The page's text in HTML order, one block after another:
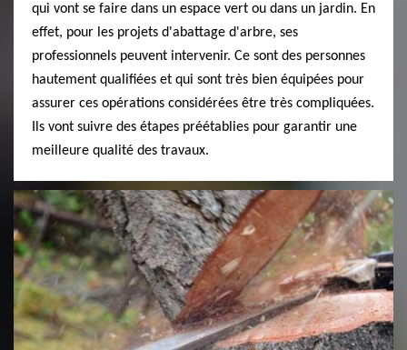
qui vont se faire dans un espace vert ou dans un jardin. En
effet, pour les projets d'abattage d'arbre, ses
professionnels peuvent intervenir. Ce sont des personnes
hautement qualifiées et qui sont très bien équipées pour
assurer ces opérations considérées être très compliquées.
Ils vont suivre des étapes préétablies pour garantir une
meilleure qualité des travaux.